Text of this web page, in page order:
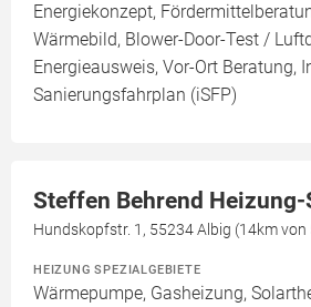
Energiekonzept,
Wärmebild, Blower-Door-Test /
Energieausweis, Vor-Ort Beratung,
Sanierungsfahrplan (iSFP)
Steffen Behrend
Hundskopfstr. 1, 55234 Albig (14km
HEIZUNG SPEZIALGEBIETE
Wärmepumpe, Gasheizung,